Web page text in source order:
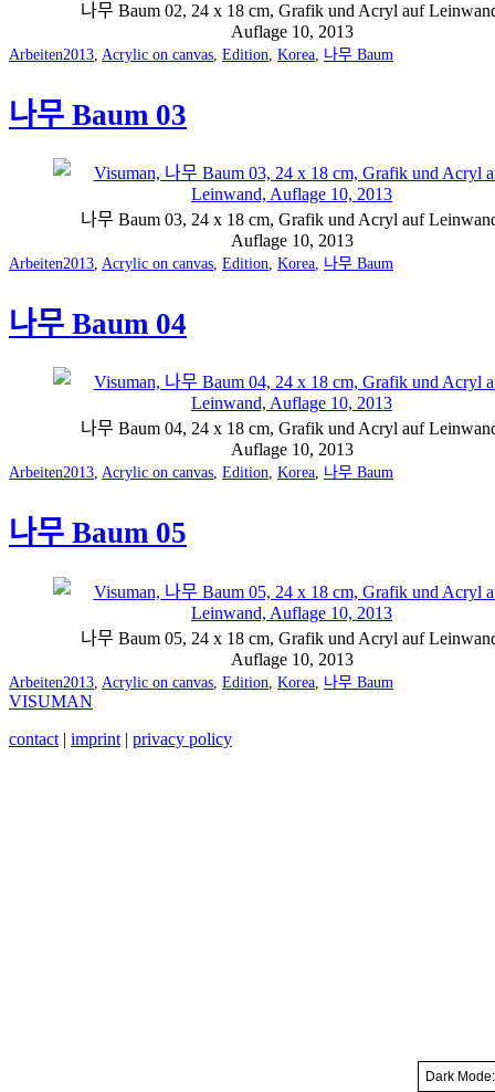
나무 Baum 02, 24 x 18 cm, Grafik und Acryl auf
Auflage 10, 2013
Categorized
as
ArbeitenTagged
2013, Acrylic on canvas, Edition, Korea, 나무 Baum
나무 Baum 03
나무 Baum 03, 24 x 18 cm, Grafik und Acryl auf
Auflage 10, 2013
Categorized
as
ArbeitenTagged
2013, Acrylic on canvas, Edition, Korea, 나무 Baum
나무 Baum 04
나무 Baum 04, 24 x 18 cm, Grafik und Acryl auf
Auflage 10, 2013
Categorized
as
ArbeitenTagged
2013, Acrylic on canvas, Edition, Korea, 나무 Baum
나무 Baum 05
나무 Baum 05, 24 x 18 cm, Grafik und Acryl auf
Auflage 10, 2013
Categorized
as
ArbeitenTagged
2013 Acrylic on canvas Edition Korea 나무 Baum
VISUMAN
Dark Mode:
contact | imprint | privacy policy